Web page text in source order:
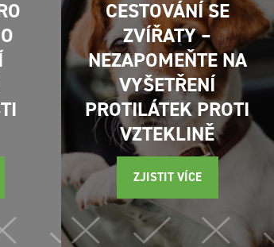
CESTOVÁNÍ SE
ZVÍŘATY –
NEZAPOMEŇTE NA
VYŠETŘENÍ
PROTILÁTEK PROTI
VZTEKLINĚ
ZJISTIT VÍCE